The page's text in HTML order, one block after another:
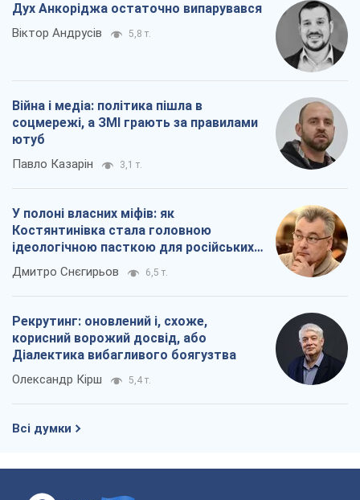
Дух Анкоріджа остаточно випарувався
Віктор Андрусів 5,8 т.
Війна і медіа: політика пішла в
соцмережі, а ЗМІ грають за правилами
ютуб
Павло Казарін 3,1 т.
У полоні власних міфів: як
Костянтинівка стала головною
ідеологічною пасткою для російських
окупантів
Дмитро Снєгирьов 6,5 т.
Рекрутинг: оновлений і, схоже,
корисний ворожий досвід, або
Діалектика вибагливого боягузтва
Олександр Кірш 5,4 т.
Всі думки